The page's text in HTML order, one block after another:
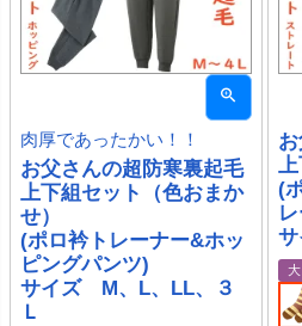
肉厚であったかい！！
お父さんの超防寒裏起毛
上下組セット（色おまか
せ）
(ポロ衿トレーナー&ホッ
ピングパンツ)
サイズ M、L、LL、３
Ｌ
上
(
サ